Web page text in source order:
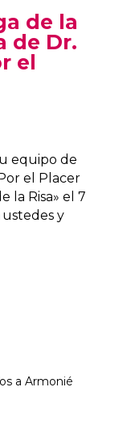
de la
de Dr.
el
equipo de
el Placer
la Risa» el 7
ustedes y
a Armonié